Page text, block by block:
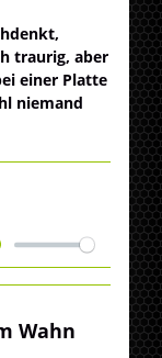
traurig, aber
einer Platte
niemand
Wahn